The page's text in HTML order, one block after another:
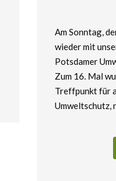
Am Sonntag,
wieder mit
Potsdamer
Zum 16. Mal
Treffpunkt für
Umweltschutz,